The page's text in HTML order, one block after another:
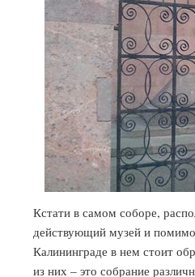
Кстати в самом соборе,
действующий музей и
Калининграде в нем стоит
из них – это собрание